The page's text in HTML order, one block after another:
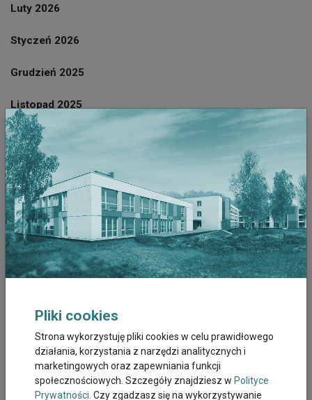
Luty 2026
Styczeń 2026
Grudzień 2025
Listopad 2025
Październik 2025
Wrzesień 2025
Sierpień 2025
Lipiec 2025
Czerwiec 2025
Sierpień 2023
Lipiec 2023
Pliki cookies
Strona wykorzystuję pliki cookies w celu prawidłowego
działania, korzystania z narzędzi analitycznych i
marketingowych oraz zapewniania funkcji
społecznościowych. Szczegóły znajdziesz w Polityce
Prywatności . Czy zgadzasz się na wykorzystywanie